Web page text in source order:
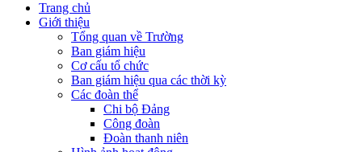
Trang chủ
Giới thiệu
Tổng quan về Trường
Ban giám hiệu
Cơ cấu tổ chức
Ban giám hiệu qua các thời kỳ
Các đoàn thể
Chi bộ Đảng
Công đoàn
Đoàn thanh niên